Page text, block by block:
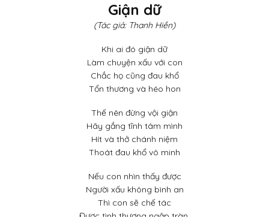
Giận dữ
(Tác giả: Thanh Hiền)
Khi ai đó giận dữ
Làm chuyện xấu với con
Chắc họ cũng đau khổ
Tổn thương và héo hon
Thế nên đừng vội giận
Hãy gắng tĩnh tâm mình
Hít và thở chánh niệm
Thoát đau khổ vô minh
Nếu con nhìn thấy được
Người xấu không bình an
Thì con sẽ chế tác